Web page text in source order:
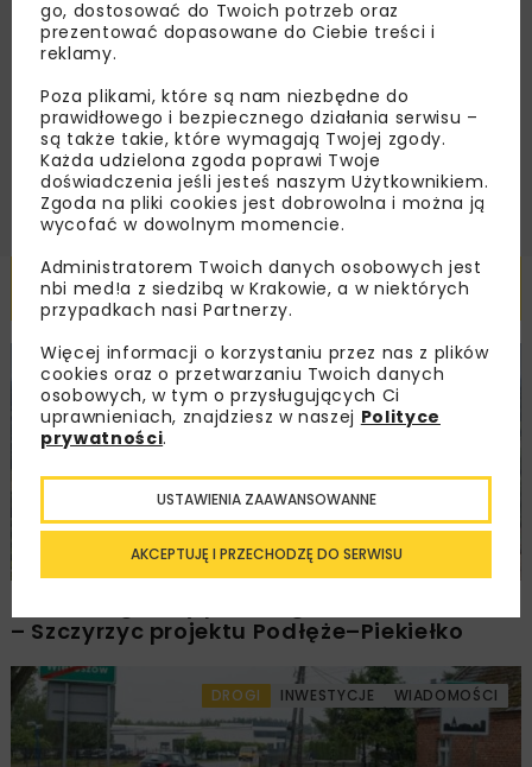
Zapoznałam/em się zPolityką Prywatnościi
Regulaminem oraz wyrażam zgodę na otrzymywanie na
podany przeze mnie adres e-mail korespondencji
handlowej w postaci newslettera.
ZAPISZ MNIE
Powiązane artykuły
KOLEJ WIADOMOŚCI INWESTYCJE
– Szczyrzyc projektu Podłęże–Piekiełko
DROGI INWESTYCJE WIADOMOŚCI
go, dostosować do Twoich potrzeb oraz
prezentować dopasowane do Ciebie treści i
reklamy.
Poza plikami, które są nam niezbędne do
prawidłowego i bezpiecznego działania serwisu –
są także takie, które wymagają Twojej zgody.
Każda udzielona zgoda poprawi Twoje
doświadczenia jeśli jesteś naszym Użytkownikiem.
Zgoda na pliki cookies jest dobrowolna i można ją
wycofać w dowolnym momencie.
Administratorem Twoich danych osobowych jest
nbi med!a z siedzibą w Krakowie, a w niektórych
przypadkach nasi Partnerzy.
Więcej informacji o korzystaniu przez nas z plików
cookies oraz o przetwarzaniu Twoich danych
osobowych, w tym o przysługujących Ci
uprawnieniach, znajdziesz w naszej Polityce
prywatności.
AKCEPTUJĘ I PRZECHODZĘ DO SERWISU
USTAWIENIA ZAAWANSOWANNE